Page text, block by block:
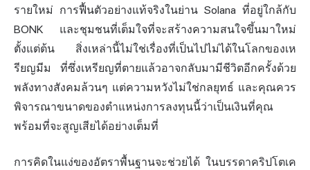
รายใหม่ การฟื้นตัวอย่างแท้จริงในย่าน Solana ที่อยู่ใกล้กับ
BONK และชุมชนที่เต็มใจที่จะสร้างความสนใจขึ้นมาใหม่
ตั้งแต่ต้น สิ่งเหล่านี้ไม่ใช่เรื่องที่เป็นไปไม่ได้ในโลกของเห
รียญมีม ที่ซึ่งเหรียญที่ตายแล้วอาจกลับมามีชีวิตอีกครั้งด้วย
พลังทางสังคมล้วนๆ แต่ความหวังไม่ใช่กลยุทธ์ และคุณควร
พิจารณาขนาดของตำแหน่งการลงทุนนี้ว่าเป็นเงินที่คุณ
พร้อมที่จะสูญเสียได้อย่างเต็มที่
การคิดในแง่ของอัตราพื้นฐานจะช่วยได้ ในบรรดาคริปโตเค